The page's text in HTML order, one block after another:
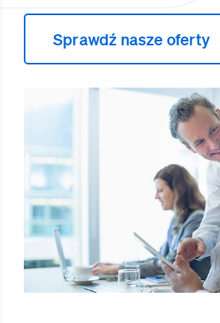
Sprawdź nasze oferty